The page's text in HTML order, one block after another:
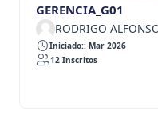
GERENCIA_G01
RODRIGO
Iniciado:: Mar 2026
12 Inscritos